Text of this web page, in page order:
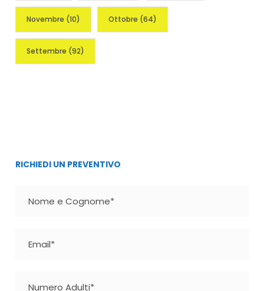
Novembre (10) Ottobre (64)
Settembre (92)
RICHIEDI UN PREVENTIVO